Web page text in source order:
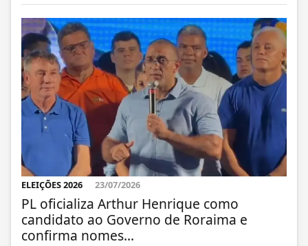
ELEIÇÕES 2026 23/07/2026
PL oficializa Arthur Henrique como
candidato ao Governo de Roraima e
confirma nomes...